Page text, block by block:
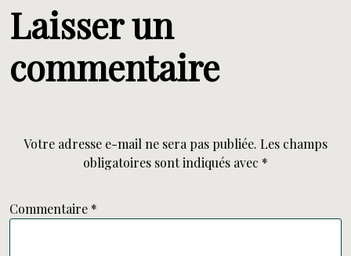
Laisser un
commentaire
Votre adresse e-mail ne sera pas publiée. Les champs
obligatoires sont indiqués avec *
Commentaire *